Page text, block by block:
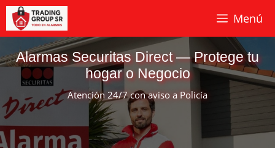
Saltar
contenido
Menú
Alarmas Securitas Direct — Protege tu
hogar o Negocio
Atención 24/7 con aviso a Policía